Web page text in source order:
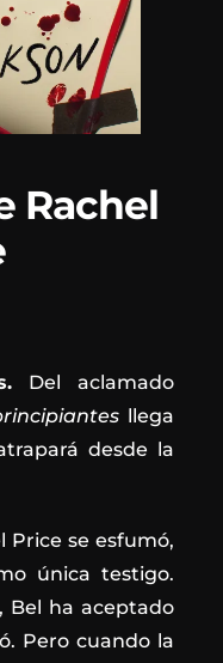
Rachel
Del aclamado
llega
desde la
Price se esfumó,
única testigo.
Bel ha aceptado
Pero cuando la